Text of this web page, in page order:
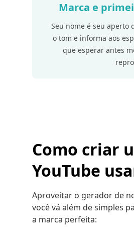
Marca e
Seu nome é seu aperto
o tom e informa aos
que esperar antes
Como criar
YouTube
Aproveitar o gerador de
você vá além de simples
a marca perfeita: